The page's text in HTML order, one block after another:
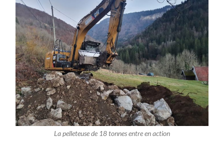
La pelleteuse de 18 tonnes entre en action